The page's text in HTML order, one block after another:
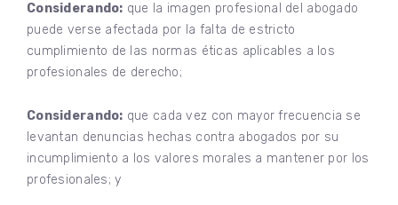
Considerando: que la imagen profesional del abogado
puede verse afectada por la falta de estricto
cumplimiento de las normas éticas aplicables a los
profesionales de derecho;
Considerando: que cada vez con mayor frecuencia se
levantan denuncias hechas contra abogados por su
incumplimiento a los valores morales a mantener por los
profesionales; y